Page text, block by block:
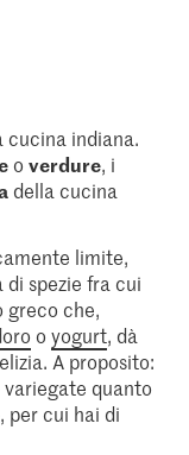
cucina indiana.
overdure, i
della cucina
limite,
di spezie fra cui
greco che,
oyogurt, dà
A proposito:
quanto
per cui hai di